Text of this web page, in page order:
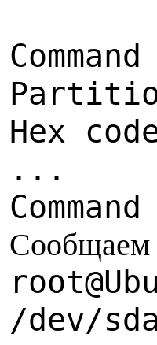
Hex
...
Сообщаем
/dev/sda